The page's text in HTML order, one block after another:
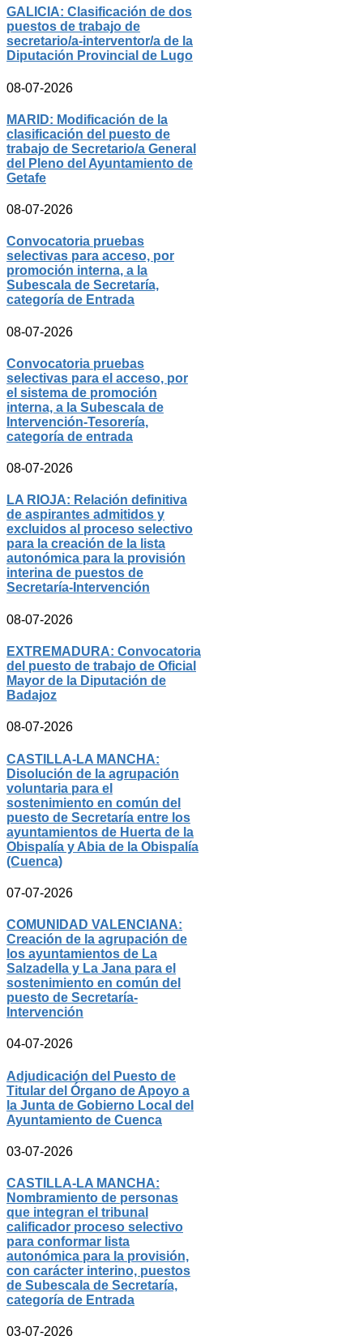
GALICIA: Clasificación de dos
puestos de trabajo de
secretario/a-interventor/a de la
Diputación Provincial de Lugo
08-07-2026
MARID: Modificación de la
clasificación del puesto de
trabajo de Secretario/a General
del Pleno del Ayuntamiento de
Getafe
08-07-2026
Convocatoria pruebas
selectivas para acceso, por
promoción interna, a la
Subescala de Secretaría,
categoría de Entrada
08-07-2026
Convocatoria pruebas
selectivas para el acceso, por
el sistema de promoción
interna, a la Subescala de
Intervención-Tesorería,
categoría de entrada
08-07-2026
LA RIOJA: Relación definitiva
de aspirantes admitidos y
excluidos al proceso selectivo
para la creación de la lista
autonómica para la provisión
interina de puestos de
Secretaría-Intervención
08-07-2026
EXTREMADURA: Convocatoria
del puesto de trabajo de Oficial
Mayor de la Diputación de
Badajoz
08-07-2026
CASTILLA-LA MANCHA:
Disolución de la agrupación
voluntaria para el
sostenimiento en común del
puesto de Secretaría entre los
ayuntamientos de Huerta de la
Obispalía y Abia de la Obispalía
(Cuenca)
07-07-2026
COMUNIDAD VALENCIANA:
Creación de la agrupación de
los ayuntamientos de La
Salzadella y La Jana para el
sostenimiento en común del
puesto de Secretaría-
Intervención
04-07-2026
Adjudicación del Puesto de
Titular del Órgano de Apoyo a
la Junta de Gobierno Local del
Ayuntamiento de Cuenca
03-07-2026
CASTILLA-LA MANCHA:
Nombramiento de personas
que integran el tribunal
calificador proceso selectivo
para conformar lista
autonómica para la provisión,
con carácter interino, puestos
de Subescala de Secretaría,
categoría de Entrada
03-07-2026